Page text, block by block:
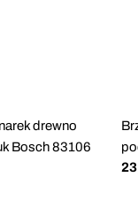
drewno
Bosch 83106